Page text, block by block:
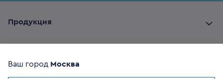
Продукция
Ваш город Москва